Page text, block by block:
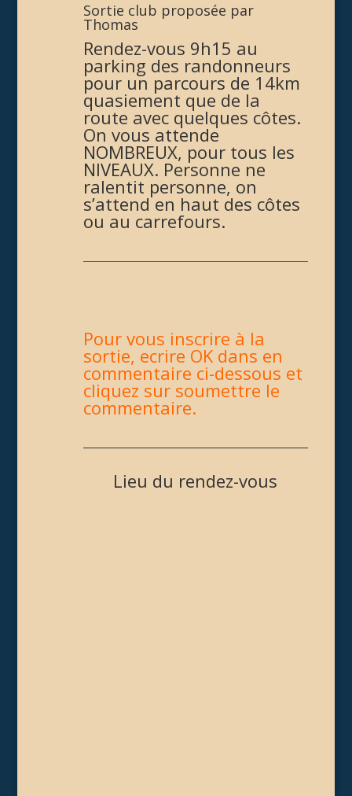
Sortie club proposée par
Thomas
Rendez-vous 9h15 au
parking des randonneurs
pour un parcours de 14km
quasiement que de la
route avec quelques côtes.
On vous attende
NOMBREUX, pour tous les
NIVEAUX. Personne ne
ralentit personne, on
s’attend en haut des côtes
ou au carrefours.
Pour vous inscrire à la
sortie, ecrire OK dans en
commentaire ci-dessous et
cliquez sur soumettre le
commentaire.
Lieu du rendez-vous